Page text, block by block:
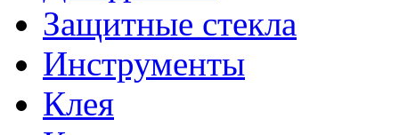
Защитные стекла
Инструменты
Клея